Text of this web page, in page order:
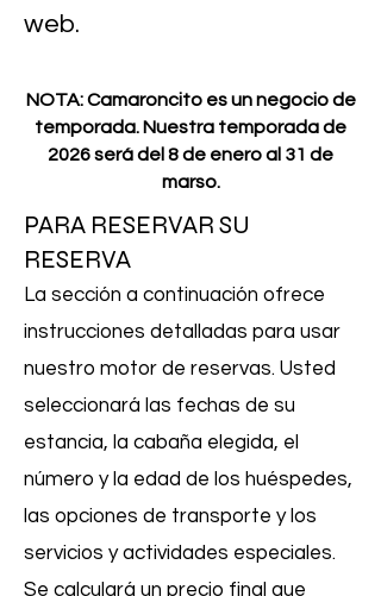
web.
NOTA: Camaroncito es un negocio de
temporada. Nuestra temporada de
2026 será del 8 de enero al 31 de
marso.
PARA RESERVAR SU
RESERVA
La sección a continuación ofrece
instrucciones detalladas para usar
nuestro motor de reservas. Usted
seleccionará las fechas de su
estancia, la cabaña elegida, el
número y la edad de los huéspedes,
las opciones de transporte y los
servicios y actividades especiales.
Se calculará un precio final que